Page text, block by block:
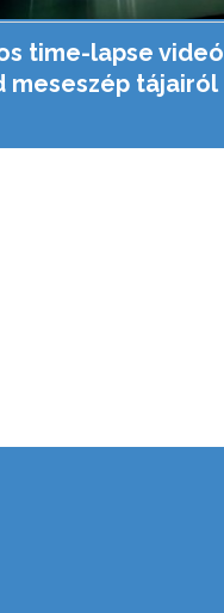
time-lapse videó
meseszép tájairól